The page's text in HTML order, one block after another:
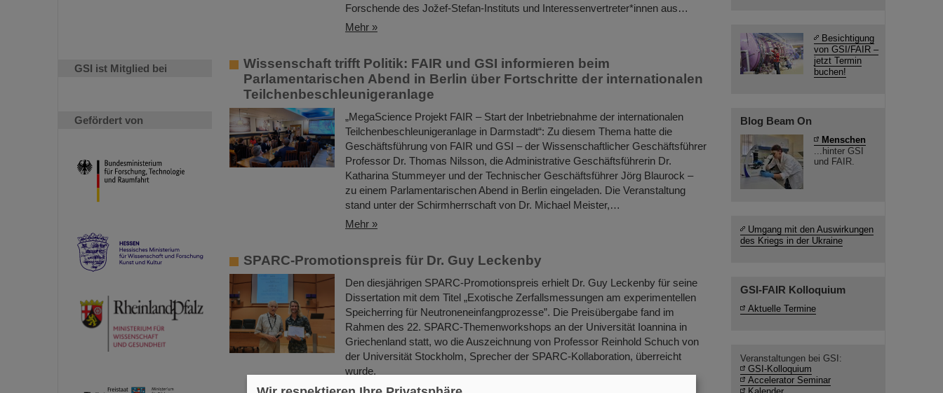
GSI ist Mitglied bei
Gefördert von
Forschende des Jožef-Stefan-Instituts und Interessenvertreter*innen aus…
Mehr »
Wissenschaft trifft Politik: FAIR und GSI informieren beim
Parlamentarischen Abend in Berlin über Fortschritte der internationalen
Teilchenbeschleunigeranlage
„MegaScience Projekt FAIR – Start der Inbetriebnahme der internationalen
Teilchenbeschleunigeranlage in Darmstadt“: Zu diesem Thema hatte die
Geschäftsführung von FAIR und GSI – der Wissenschaftlicher Geschäftsführer
Professor Dr. Thomas Nilsson, die Administrative Geschäftsführerin Dr.
Katharina Stummeyer und der Technischer Geschäftsführer Jörg Blaurock –
zu einem Parlamentarischen Abend in Berlin eingeladen. Die Veranstaltung
stand unter der Schirmherrschaft von Dr. Michael Meister,…
Mehr »
SPARC-Promotionspreis für Dr. Guy Leckenby
Den diesjährigen SPARC-Promotionspreis erhielt Dr. Guy Leckenby für seine
Dissertation mit dem Titel „Exotische Zerfallsmessungen am experimentellen
Speicherring für Neutroneneinfangprozesse”. Die Preisübergabe fand im
Rahmen des 22. SPARC-Themenworkshops an der Universität Ioannina in
Griechenland statt, wo die Auszeichnung von Professor Reinhold Schuch von
der Universität Stockholm, Sprecher der SPARC-Kollaboration, überreicht
wurde.
Mehr »
Besichtigung
von GSI/FAIR –
jetzt Termin
buchen!
Blog Beam On
Menschen
...hinter GSI
und FAIR.
Umgang mit den Auswirkungen
des Kriegs in der Ukraine
GSI-FAIR Kolloquium
Aktuelle Termine
Veranstaltungen bei GSI:
GSI-Kolloquium
Accelerator Seminar